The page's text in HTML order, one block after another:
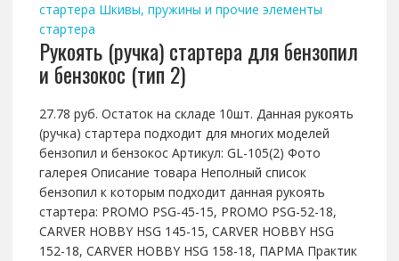
стартера Шкивы, пружины и прочие элементы
стартера
Рукоять (ручка) стартера для бензопил
и бензокос (тип 2)
27.78 руб. Остаток на складе 10шт. Данная рукоять
(ручка) стартера подходит для многих моделей
бензопил и бензокос Артикул: GL-105(2) Фото
галерея Описание товара Неполный список
бензопил к которым подходит данная рукоять
стартера: PROMO PSG-45-15, PROMO PSG-52-18,
CARVER HOBBY HSG 145-15, CARVER HOBBY HSG
152-18, CARVER HOBBY HSG 158-18, ПАРМА Практик